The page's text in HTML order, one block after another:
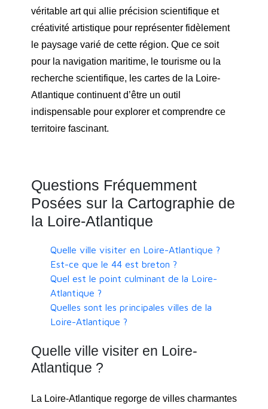
véritable art qui allie précision scientifique et
créativité artistique pour représenter fidèlement
le paysage varié de cette région. Que ce soit
pour la navigation maritime, le tourisme ou la
recherche scientifique, les cartes de la Loire-
Atlantique continuent d’être un outil
indispensable pour explorer et comprendre ce
territoire fascinant.
Questions Fréquemment
Posées sur la Cartographie de
la Loire-Atlantique
Quelle ville visiter en Loire-Atlantique ?
Est-ce que le 44 est breton ?
Quel est le point culminant de la Loire-
Atlantique ?
Quelles sont les principales villes de la
Loire-Atlantique ?
Quelle ville visiter en Loire-
Atlantique ?
La Loire-Atlantique regorge de villes charmantes